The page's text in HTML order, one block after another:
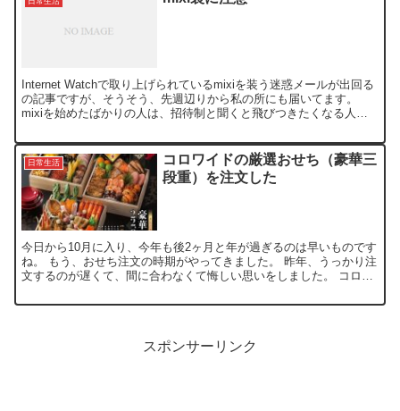
Internet Watchで取り上げられているmixiを装う迷惑メールが出回る
の記事ですが、そうそう、先週辺りから私の所にも届いてます。
mixiを始めたばかりの人は、招待制と聞くと飛びつきたくなる人も
日常生活
コロワイドの厳選おせち（豪華三
段重）を注文した
今日から10月に入り、今年も後2ヶ月と年が過ぎるのは早いものです
ね。 もう、おせち注文の時期がやってきました。 昨年、うっかり注
文するのが遅くて、間に合わなくて悔しい思いをしました。 コロワ
スポンサーリンク